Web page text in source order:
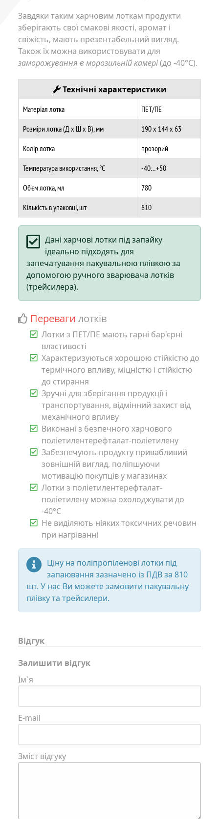
Завдяки таким харчовим лоткам продукти
зберігають свої смакові якості, аромат і
свіжість, мають презентабельний вигляд.
Також їх можна використовувати для
заморожування в морозильній камері(до -40°C).
Технічні характеристики
Матеріал лотка
ПЕТ/ПЕ
Розміри лотка (Д х Ш х В), мм
190 х 144 х 63
Колір лотка
прозорий
Температура використання, °C
-40…+50
Об'єм лотка, мл
780
Кількість в упаковці, шт
810
Дані харчові лотки під запайку
ідеально підходять для
запечатування пакувальною плівкою за
допомогою ручного зварювача лотків
(трейсилера).
Переваги лотків
Лотки з ПЕТ/ПЕ мають гарні бар'єрні
властивості
Характеризуються хорошою стійкістю до
термічного впливу, міцністю і стійкістю
до стирання
Зручні для зберігання продукції і
транспортування, відмінний захист від
механічного впливу
Виконані з безпечного харчового
поліетилентерефталат-поліетилену
Забезпечують продукту привабливий
зовнішній вигляд, поліпшуючи
мотивацію покупців у магазинах
Лотки з поліетилентерефталат-
поліетилену можна охолоджувати до
-40°C
Не виділяють ніяких токсичних речовин
при нагріванні
Ціну на поліпропіленові лотки під
запаювання зазначено із ПДВ за 810
шт. У нас Ви можете замовити пакувальну
плівку та трейсилери.
Відгук
Залишити відгук
Ім`я
E-mail
Зміст відгуку